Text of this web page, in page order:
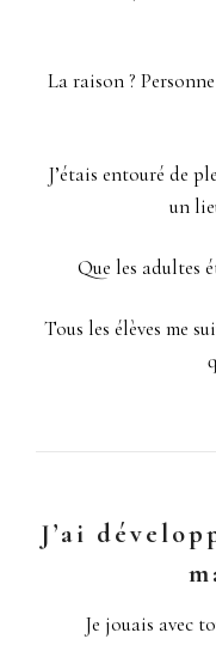
La raison ?
J’étais entouré de
un
Que les adultes
Tous les élèves me
J’ai
Je jouais avec